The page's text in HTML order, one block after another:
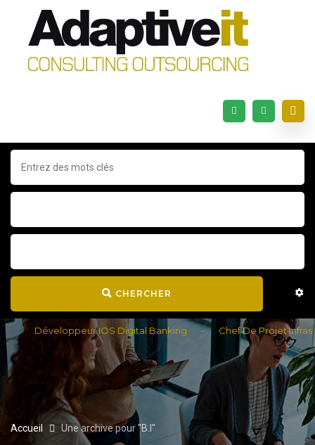
CHERCHER
Développeur IOS Digital Banking Chef De Projet
Accueil Une archive pour "B.I"